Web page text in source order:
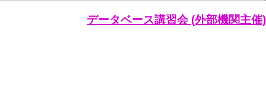
データベース講習会 (外部機関主催)